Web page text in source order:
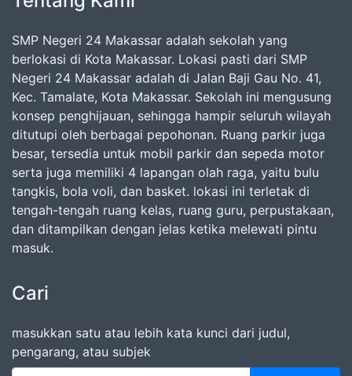
SMP Negeri 24 Makassar adalah sekolah yang
berlokasi di Kota Makassar. Lokasi pasti dari SMP
Negeri 24 Makassar adalah di Jalan Baji Gau No. 41,
Kec. Tamalate, Kota Makassar. Sekolah ini mengusung
konsep penghijauan, sehingga hampir seluruh wilayah
ditutupi oleh berbagai pepohonan. Ruang parkir juga
besar, tersedia untuk mobil parkir dan sepeda motor
serta juga memiliki 4 lapangan olah raga, yaitu bulu
tangkis, bola voli, dan basket. lokasi ini terletak di
tengah-tengah ruang kelas, ruang guru, perpustakaan,
dan ditampilkan dengan jelas ketika melewati pintu
masuk.
Cari
masukkan satu atau lebih kata kunci dari judul,
pengarang, atau subjek